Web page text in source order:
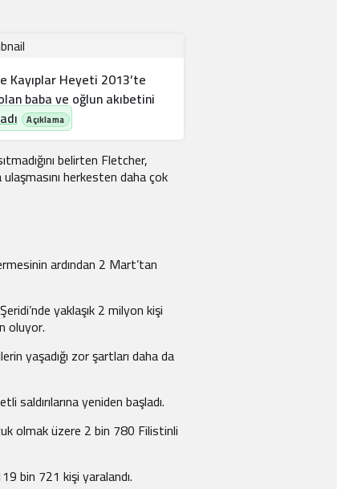
Kayıplar Heyeti 2013’te
baba ve oğlun akıbetini
belirten Fletcher,
herkesten daha çok
ardından 2 Mart’tan
yaklaşık 2 milyon kişi
oluyor.
yaşadığı zor şartları daha da
yeniden başladı.
olmak üzere 2 bin 780 Filistinli
bin 721 kişi yaralandı.